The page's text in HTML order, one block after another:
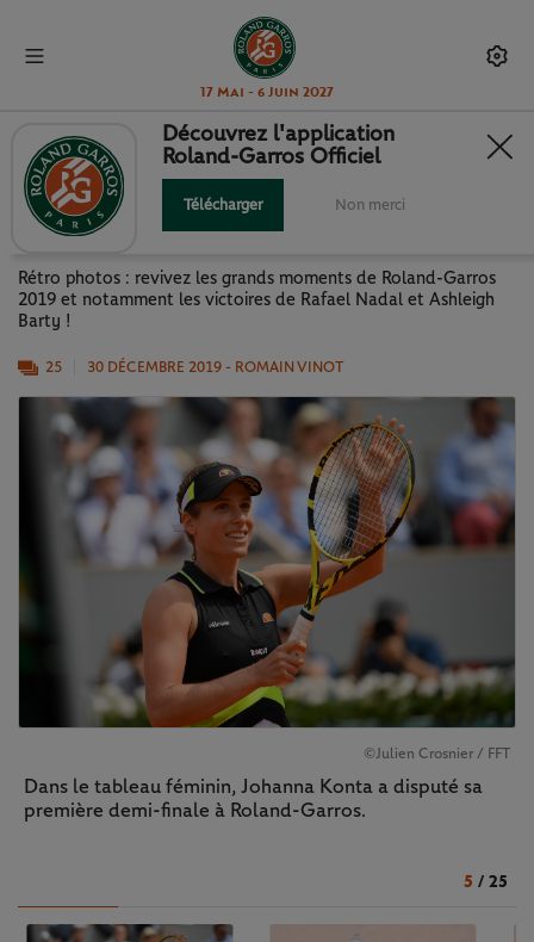
17 Mai - 6 Juin 2027
RÉTRO 2019 : LE BEST OF
ROLAND-GARROS EN IMAGES
Rétro photos : revivez les grands moments de Roland-Garros
2019 et notamment les victoires de Rafael Nadal et Ashleigh
Barty !
25 30 DÉCEMBRE 2019 - ROMAIN VINOT
©Julien Crosnier / FFT
Dans le tableau féminin, Johanna Konta a disputé sa
première demi-finale à Roland-Garros.
5 / 25
Découvrez l'application
Roland-Garros Officiel
Télécharger Non merci